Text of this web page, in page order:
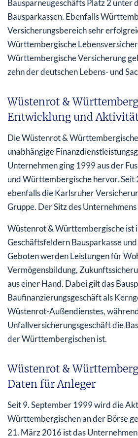
Bausparneugeschäfts Platz 2 unter
Bausparkassen. Ebenfalls
Versicherungsbereich sehr
Württembergische
Württembergische Versicherung
zehn der deutschen Lebens- und
Wüstenrot &
Entwicklung und
Die Wüstenrot &
unabhängige
Unternehmen ging 1999 aus der
und Württembergische hervor. Seit
ebenfalls die Karlsruher
Gruppe. Der Sitz des
Wüstenrot & Württembergische ist
Geschäftsfeldern Bausparkasse
Geboten werden Leistungen für
Vermögensbildung,
aus einer Hand. Dabei gilt das
Baufinanzierungsgeschäft als
Wüstenrot-Außendienstes,
Unfallversicherungsgeschäft die
der Württembergischen ist.
Wüstenrot &
Daten für Anleger
Seit 9. September 1999 wird die
Württembergischen an der Börse
21. März 2016 ist das